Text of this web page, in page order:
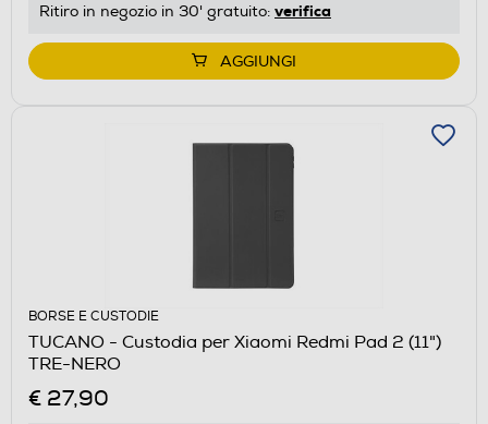
Ritiro in negozio in 30' gratuito: verifica
AGGIUNGI
BORSE E CUSTODIE
TUCANO - Custodia per Xiaomi Redmi Pad 2 (11")
TRE-NERO
€ 27,90